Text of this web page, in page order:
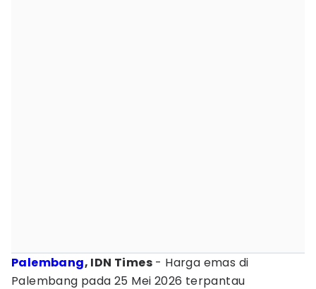
Palembang, IDN Times - Harga emas di
Palembang pada 25 Mei 2026 terpantau